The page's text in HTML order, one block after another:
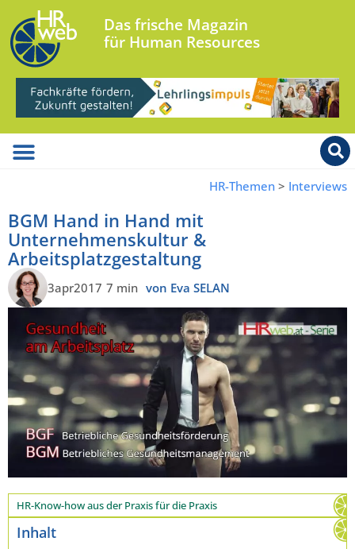
Das frische Magazin
für Human Resources
HR-Themen > Interviews
BGM Hand in Hand mit
Unternehmenskultur &
Arbeitsplatzgestaltung
3apr2017 7 min von Eva SELAN
HR-Know-how aus der Praxis für die Praxis
Inhalt